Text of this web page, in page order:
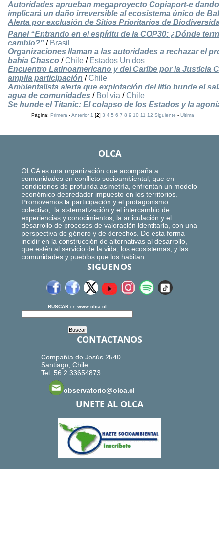
Autoridades aprueban megaproyecto Copiaport-e
implicará un daño irreversible al ecosistema único de
Alerta por exclusión de Sitios Prioritarios de
Panel “Entrando en el espíritu de la COP30: ¿Dónde
cambio?” / Brasil
Organizaciones llaman a las autoridades a rechazar el
bahía Chasco / Chile / Estados Unidos
Encuentro Latinoamericano y del Caribe por la Justicia
amplia participación / Chile
Ambientalista alerta que explotación del litio hunde el
agua de comunidades / Bolivia / Chile
Se hunde el Titanic: El colapso de los Estados y la
Página:Primera -Anterior 1 [2]3 4 5 6 7 8 9 10 11 12 Siguiente -Ultima
OLCA
OLCA es una organización que acompaña a
comunidades en conflicto socioambiental, que en
condiciones de profunda asimetría, enfrentan un modelo
económico depredador impuesto en los territorios.
Promovemos la participación y el protagonismo
colectivo, la sistematización y el intercambio de
experiencias y conocimientos, la articulación y el
desarrollo de procesos de valoración identitaria, con una
perspectiva de género y de derechos. De esta forma
incidir en la construcción de alternativas al desarrollo,
que estén al servicio de la vida, los ecosistemas, y las
comunidades y pueblos que los habitan.
SIGUENOS
BUSCAR en www.olca.cl
CONTACTANOS
Compañía de Jesús 2540
Santiago, Chile.
Tel: 56.2.33654873
observatorio@olca.cl
UNETE AL OLCA